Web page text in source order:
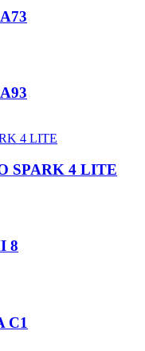
SPARK 4 LITE
8
C1